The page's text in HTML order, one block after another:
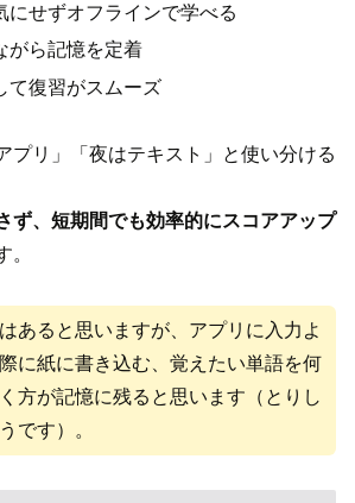
にせずオフラインで学べる
がら記憶を定着
て復習がスムーズ
プリ」「夜はテキスト」と使い分ける
ず、短期間でも効率的にスコアアップ
。
あると思いますが、アプリに入力よ
に紙に書き込む、覚えたい単語を何
方が記憶に残ると思います（とりし
です）。